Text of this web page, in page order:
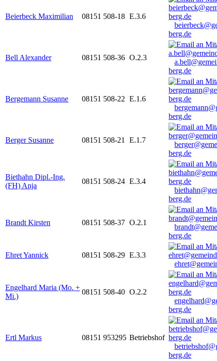
Beierbeck Maximilian 08151 508-18 E.3.6
berg.de
Bell Alexander 08151 508-36 O.2.3
berg.de
Bergemann Susanne 08151 508-22 E.1.6
berg.de
Berger Susanne 08151 508-21 E.1.7
berg.de
Biethahn Dipl.-Ing.
(FH) Anja
08151 508-24 E.3.4
berg.de
Brandt Kirsten 08151 508-37 O.2.1
berg.de
Ehret Yannick 08151 508-29 E.3.3
Engelhard Maria (Mo. +
Mi.)
08151 508-40 O.2.2
berg.de
Ertl Markus 08151 953295 Betriebshof
berg.de